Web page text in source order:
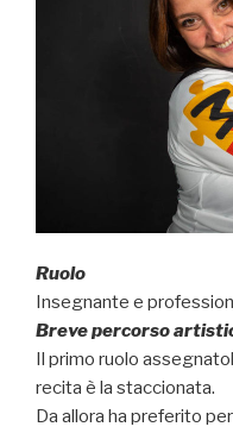
Ruolo
Insegnante e
Breve percorso
Il primo ruolo
recita è la staccionata.
Da allora ha preferito